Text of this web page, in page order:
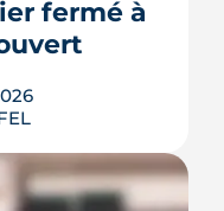
et les délai...
fermé à